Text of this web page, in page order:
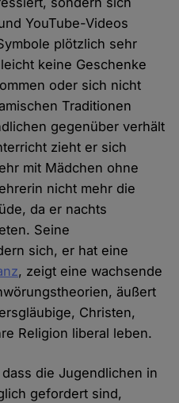
YouTube-Videos
plötzlich sehr
keine Geschenke
oder sich nicht
Traditionen
gegenüber verhält
zieht er sich
mit Mädchen ohne
nicht mehr die
da er nachts
Seine
sich, er hat eine
, zeigt eine wachsende
äußert
Christen,
Religion liberal leben.
die Jugendlichen in
gefordert sind,